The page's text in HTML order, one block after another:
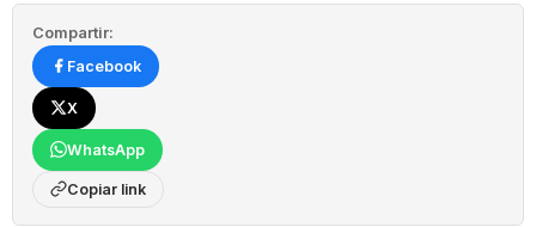
Compartir:
Facebook
X
WhatsApp
Copiar link